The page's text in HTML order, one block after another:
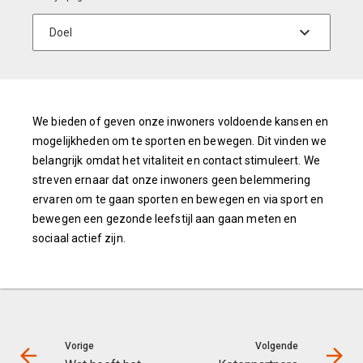
We bieden of geven onze inwoners voldoende kansen en
mogelijkheden om te sporten en bewegen. Dit vinden we
belangrijk omdat het vitaliteit en contact stimuleert. We
streven ernaar dat onze inwoners geen belemmering
ervaren om te gaan sporten en bewegen en via sport en
bewegen een gezonde leefstijl aan gaan meten en
sociaal actief zijn.
Vorige Volgende